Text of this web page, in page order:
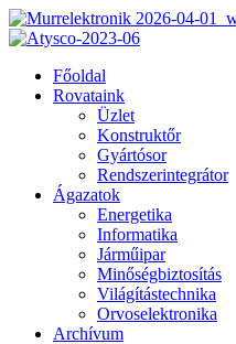
Főoldal
Rovataink
Üzlet
Konstruktőr
Gyártósor
Rendszerintegrátor
Ágazatok
Energetika
Informatika
Járműipar
Minőségbiztosítás
Világítástechnika
Orvoselektronika
Archívum